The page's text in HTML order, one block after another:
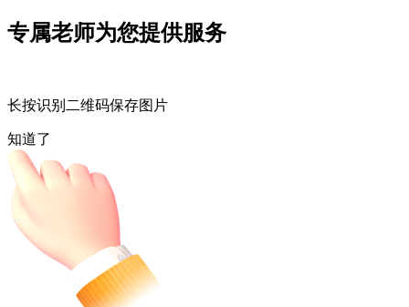
专属老师为您提供服务
长按识别二维码保存图片
知道了